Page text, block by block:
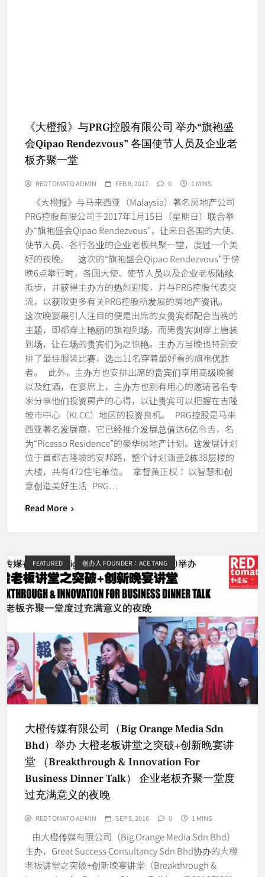
《大橙报》与PRG控股有限公司 举办“旗袍盛
会Qipao Rendezvous” 各国使节人员及企业老
板齐聚一堂
REDTOMATO ADMIN FEB 8, 2017 0 1 MINS
《大橙报》与马来西亚（Malaysia）著名房地产公司
PRG控股有限公司于2017年1月15日（星期日）联合举
办“旗袍盛会Qipao Rendezvous”，让来自各国的大使、
使节人员、各行各业的企业老板共聚一堂，度过一个美
好的夜晚。 这次的“旗袍盛会Qipao Rendezvous”于傍
晚6点举行时，各国大使、使节人员以及企业老板陆续
抵步，并获得主办方的热烈迎接，并与PRG控股代表交
流，以获取更多有关PRG控股所发展的房地产资讯。
这次晚宴最引人注目的便是出席的女贵宾都配合当晚的
主题，即都穿上艳丽的旗袍到场，而男贵宾则穿上唐装
到场，让在场的贵宾们为之惊艳。主办方当晚也特别安
排了最佳服装比赛，选出11名穿着最好看的旗袍优胜
者。 此外，主办方也安排出席的贵宾们享用高级晚餐
以及红酒，在宴席上，主办方也别有用心的邀请著名专
家分享他们投资房产的心得，以让贵宾可以把握在吉隆
坡市中心（KLCC）地区的投资良机。 PRG控股是马来
西亚著名发展商，它已经推介发展总值达6亿令吉，名
为“Picasso Residence”的豪华房地产计划。这发展计划
位于首都吉隆坡的安邦路，整个计划涵盖2栋38层楼的
大楼，共有472住宅单位。 拿督黄正权： 以智慧和创
意创造美好生活 PRG…
Read More
FEATURED 创办人 FOUNDER：ACE TANG
大橙传媒有限公司（Big Orange Media Sdn
Bhd）举办 大橙老板讲堂之突破+创新晚宴讲
堂 （Breakthrough & Innovation For
Business Dinner Talk） 企业老板齐聚一堂度
过充满意义的夜晚
REDTOMATO ADMIN SEP 5, 2016 0 1 MINS
由大橙传媒有限公司（Big Orange Media Sdn Bhd）
主办，Great Success Consultancy Sdn Bhd协办的大橙
老板讲堂之突破+创新晚宴讲堂（Breakthrough &